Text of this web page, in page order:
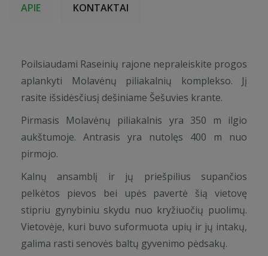
APIE KONTAKTAI
Poilsiaudami Raseinių rajone nepraleiskite progos
aplankyti Molavėnų piliakalnių komplekso. Jį
rasite išsidėsčiusį dešiniame Šešuvies krante.
Pirmasis Molavėnų piliakalnis yra 350 m ilgio
aukštumoje. Antrasis yra nutolęs 400 m nuo
pirmojo.
Kalnų ansamblį ir jų priešpilius supančios
pelkėtos pievos bei upės pavertė šią vietovę
stipriu gynybiniu skydu nuo kryžiuočių puolimų.
Vietovėje, kuri buvo suformuota upių ir jų intakų,
galima rasti senovės baltų gyvenimo pėdsakų.